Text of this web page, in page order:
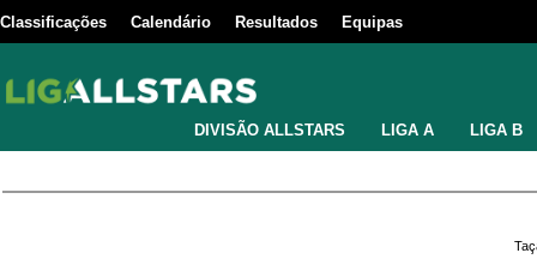
Classificações Calendário Resultados Equipas
DIVISÃO ALLSTARS LIGA A LIGA B